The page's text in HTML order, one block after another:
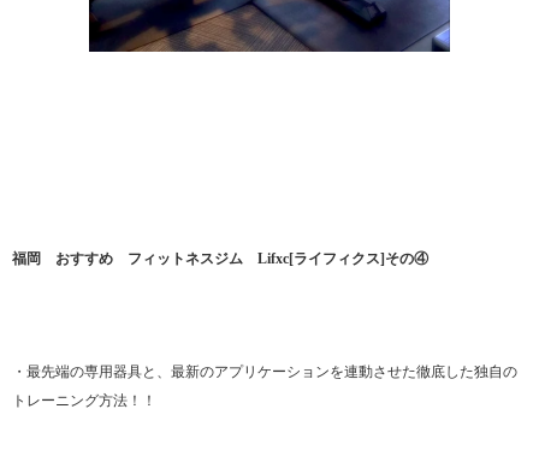
福岡 おすすめ フィットネスジム Lifxc[ライフィクス]その④
・最先端の専用器具と、最新のアプリケーションを連動させた徹底した独自の
トレーニング方法！！